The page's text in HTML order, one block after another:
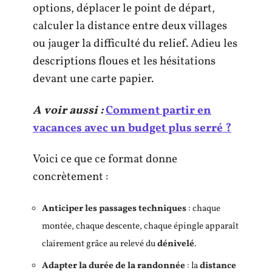
options, déplacer le point de départ,
calculer la distance entre deux villages
ou jauger la difficulté du relief. Adieu les
descriptions floues et les hésitations
devant une carte papier.
A voir aussi :Comment partir en
vacances avec un budget plus serré ?
Voici ce que ce format donne
concrètement :
Anticiper les passages techniques: chaque
montée, chaque descente, chaque épingle apparaît
clairement grâce au relevé dudénivelé.
Adapter la durée de la randonnée : ladistance